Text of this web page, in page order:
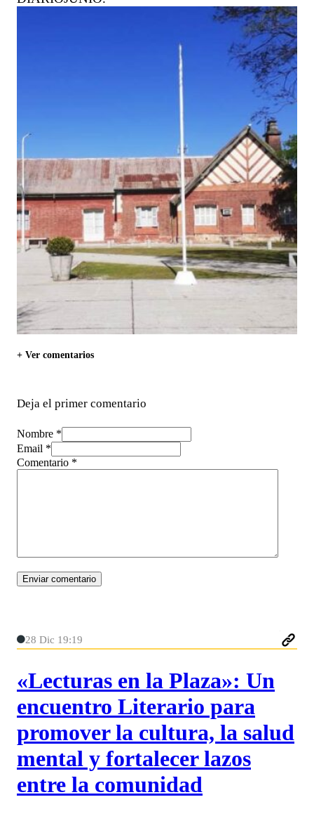
+ Ver comentarios
Deja el primer comentario
Nombre *
Email *
Comentario *
28 Dic 19:19
«Lecturas en la Plaza»: Un
encuentro Literario para
promover la cultura, la salud
mental y fortalecer lazos
entre la comunidad